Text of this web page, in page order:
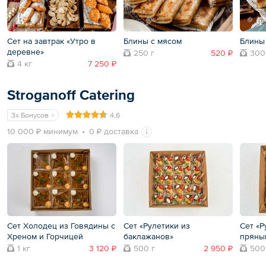
Сет на завтрак «Утро в
деревне»
4 кг
7 250 ₽
Блины с мясом
250 г
520 ₽
300
Stroganoff Catering
3x Бонусов 4,6
10 000 ₽ минимум 0 ₽ доставка
Сет Холодец из Говядины с
Хреном и Горчицей
1 кг
3 120 ₽
Сет «Рулетики из
баклажанов»
500 г
2 950 ₽
Сет
500